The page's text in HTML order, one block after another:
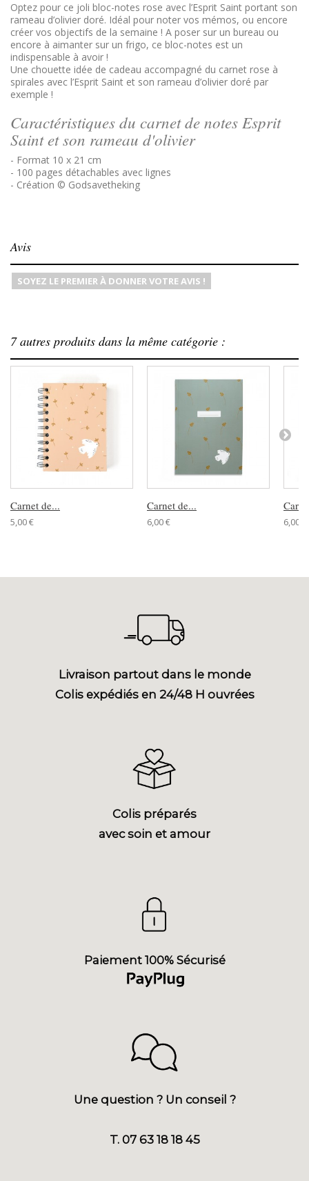
Optez pour ce joli bloc-notes rose avec l’Esprit Saint portant son
rameau d’olivier doré. Idéal pour noter vos mémos, ou encore
créer vos objectifs de la semaine ! A poser sur un bureau ou
encore à aimanter sur un frigo, ce bloc-notes est un
indispensable à avoir !
Une chouette idée de cadeau accompagné du carnet rose à
spirales avec l’Esprit Saint et son rameau d’olivier doré par
exemple !
Caractéristiques du carnet de notes Esprit
Saint et son rameau d'olivier
- Format 10 x 21 cm
- 100 pages détachables avec lignes
- Création © Godsavetheking
Avis
SOYEZ LE PREMIER À DONNER VOTRE AVIS !
7 autres produits dans la même catégorie :
Carnet de...
5,00 €
Carnet de...
6,00 € 6,00 €
Livraison partout dans le monde
Colis expédiés en 24/48 H ouvrées
Colis préparés
avec soin et amour
Paiement 100% Sécurisé
Une question ? Un conseil ?
T. 07 63 18 18 45